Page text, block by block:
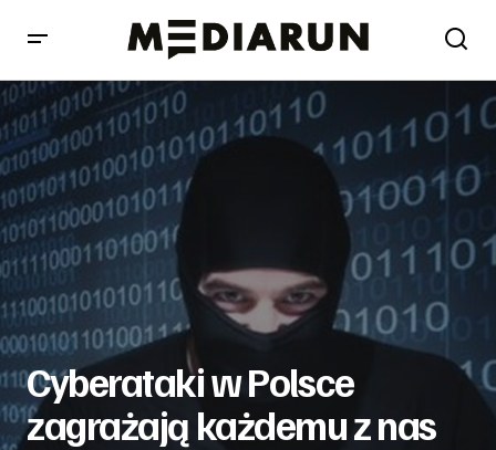
Cyberataki w Polsce zagrażają każdemu z nas
Cyberataki w Polsce
zagrażają każdemu z nas